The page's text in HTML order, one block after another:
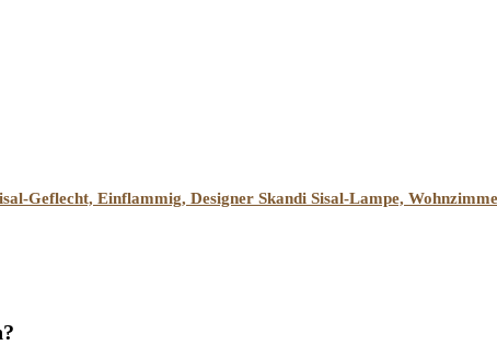
Geflecht, Einflammig, Designer Skandi Sisal-Lampe,